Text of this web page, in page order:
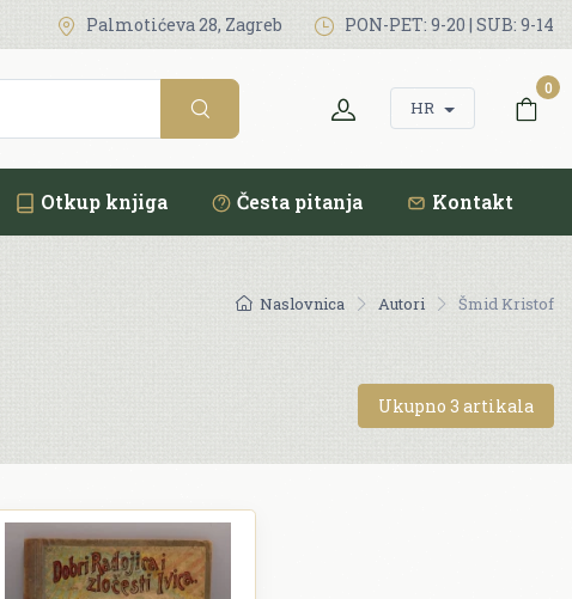
Palmotićeva 28, Zagreb PON-PET: 9-20 | SUB: 9-14
HR
0
Otkup knjiga Česta pitanja Kontakt
Naslovnica Autori Šmid Kristof
Ukupno 3 artikala